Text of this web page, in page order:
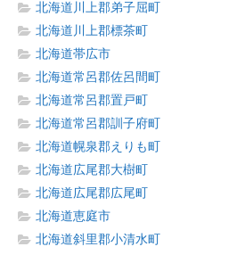
北海道川上郡弟子屈町
北海道川上郡標茶町
北海道帯広市
北海道常呂郡佐呂間町
北海道常呂郡置戸町
北海道常呂郡訓子府町
北海道幌泉郡えりも町
北海道広尾郡大樹町
北海道広尾郡広尾町
北海道恵庭市
北海道斜里郡小清水町